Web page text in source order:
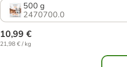
500 g
2470700.0
10,99 €
21,98 € / kg